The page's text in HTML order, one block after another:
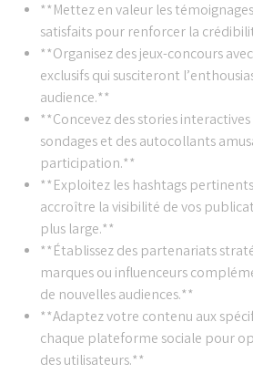
**Mettez en valeur les
satisfaits pour renforcer la
**Organisez des jeux-concours
exclusifs qui susciteront
audience.**
**Concevez des stories interactives
sondages et des autocollants
participation.**
**Exploitez les hashtags
accroître la visibilité de vos
plus large.**
**Établissez des partenariats
marques ou influenceurs
de nouvelles audiences.**
**Adaptez votre contenu aux
chaque plateforme sociale pour
des utilisateurs.**